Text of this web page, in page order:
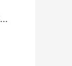
青海中大信息产业有限公司海东分公司